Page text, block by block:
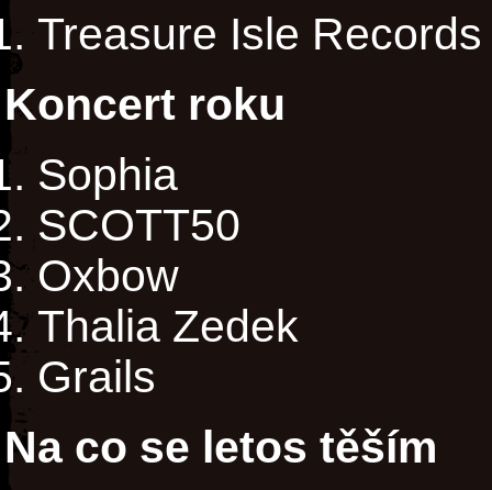
Treasure Isle
Koncert roku
Sophia
SCOTT50
Oxbow
Thalia Zedek
Grails
Na co se letos těším